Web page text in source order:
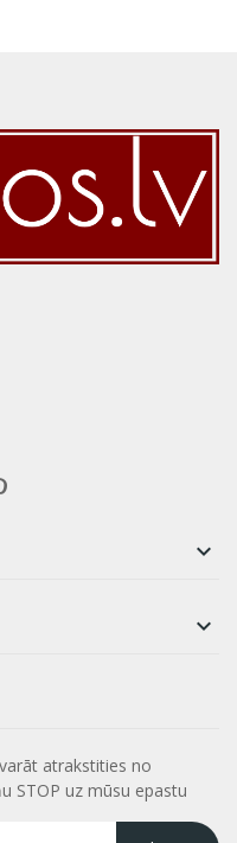


atrakstities no
STOP uz mūsu epastu